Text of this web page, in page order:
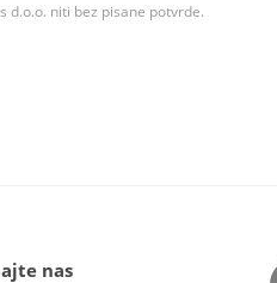
d.o.o. niti bez pisane potvrde.
nas